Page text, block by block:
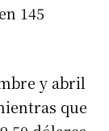
145
y abril
que